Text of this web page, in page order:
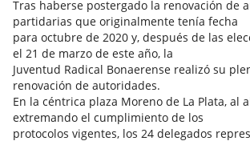
Tras haberse postergado la renovación de
partidarias que originalmente tenía fecha
para octubre de 2020 y, después de las
el 21 de marzo de este año, la
Juventud Radical Bonaerense realizó su
renovación de autoridades.
En la céntrica plaza Moreno de La Plata, al
extremando el cumplimiento de los
protocolos vigentes, los 24 delegados